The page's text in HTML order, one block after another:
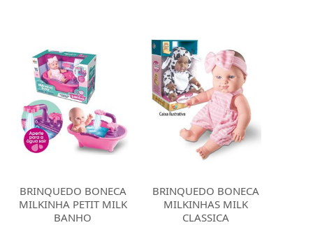
BRINQUEDO BONECA
MILKINHA PETIT MILK
BANHO
BRINQUEDO BONECA
MILKINHAS MILK
CLASSICA